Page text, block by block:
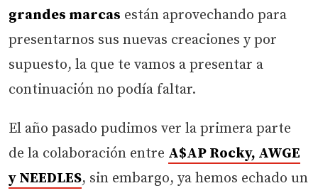
grandes marcas están aprovechando para
presentarnos sus nuevas creaciones y por
supuesto, la que te vamos a presentar a
continuación no podía faltar.
El año pasado pudimos ver la primera parte
de la colaboración entre A$AP Rocky, AWGE
y NEEDLES, sin embargo, ya hemos echado un